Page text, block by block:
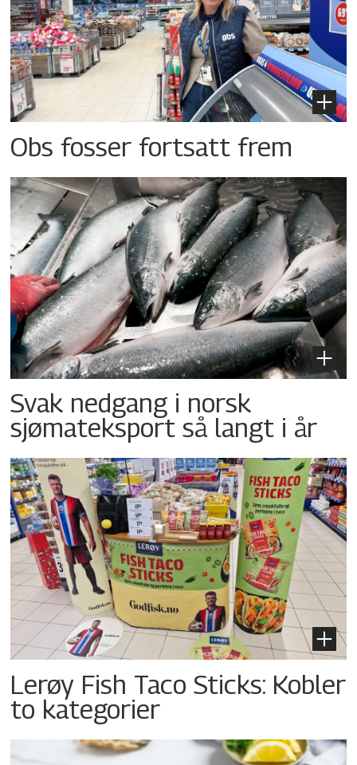
Obs fosser fortsatt frem
Svak nedgang i norsk
sjømateksport så langt i år
Lerøy Fish Taco Sticks: Kobler
to kategorier